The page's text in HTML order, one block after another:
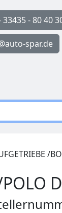
33435 - 80 40
spar.de
/